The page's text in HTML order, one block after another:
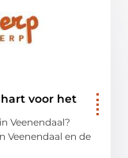
voor het
Veenendaal?
Veenendaal en de